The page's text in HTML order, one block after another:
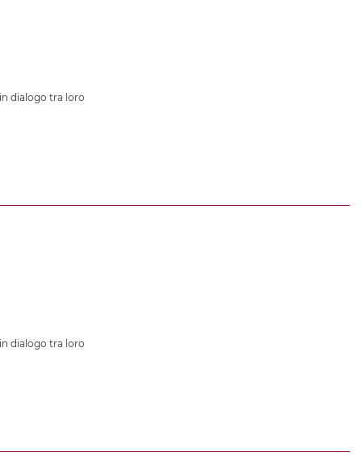
dialogo tra loro
dialogo tra loro